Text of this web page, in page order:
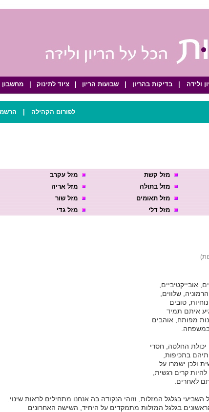
מחשבון ציוד לתינוק שבועות הריון בדיקות בהריון ולידה
לפורום הקהילה
מזל קשת
מזל עקרב
מזל בתולה
מזל אריה
מזל תאומים
מזל שור
מזל דלי מזל גדי
אובייקטיביים,
שלווים,
טובים
איתם תמיד
מפותח, אוהבים
יכולת החלטה, חסרי
בתכיפות,
ולכן ישמרו על
קרים רגשית,
לאחרים.
השביעי בגלגל המזלות, וזוהי הנקודה בה אנחנו מתחילים לראות שינוי.
בגלגל המזלות מתמקדים על היחיד, השישה האחרונים